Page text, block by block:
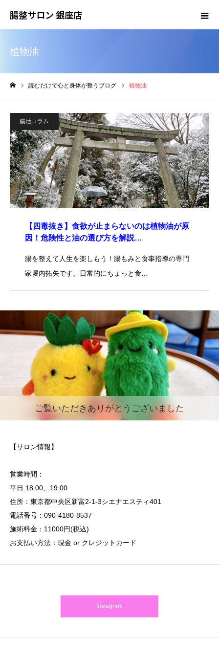
腸整サロン 銀座店
植物油
読むだけで心と身体が整うブログ 植物油
腸活コラム
【四毒抜き】食欲が止まらないのは植物油が原
因！危険性と油の選び方を解説…
腸を整えて人生を楽しもう！腸もみと食事指導の専門
家堀内拓矢です。日常的にちょっと食…
ご覧いただきありがとうございました
【サロン情報】
営業時間：
平日 18:00、19:00
住所：東京都中央区新富2-1-3シエナエスティ401
電話番号：090-4180-8537
施術料金：11000円(税込)
お支払い方法：現金 or クレジットカード
Instagram